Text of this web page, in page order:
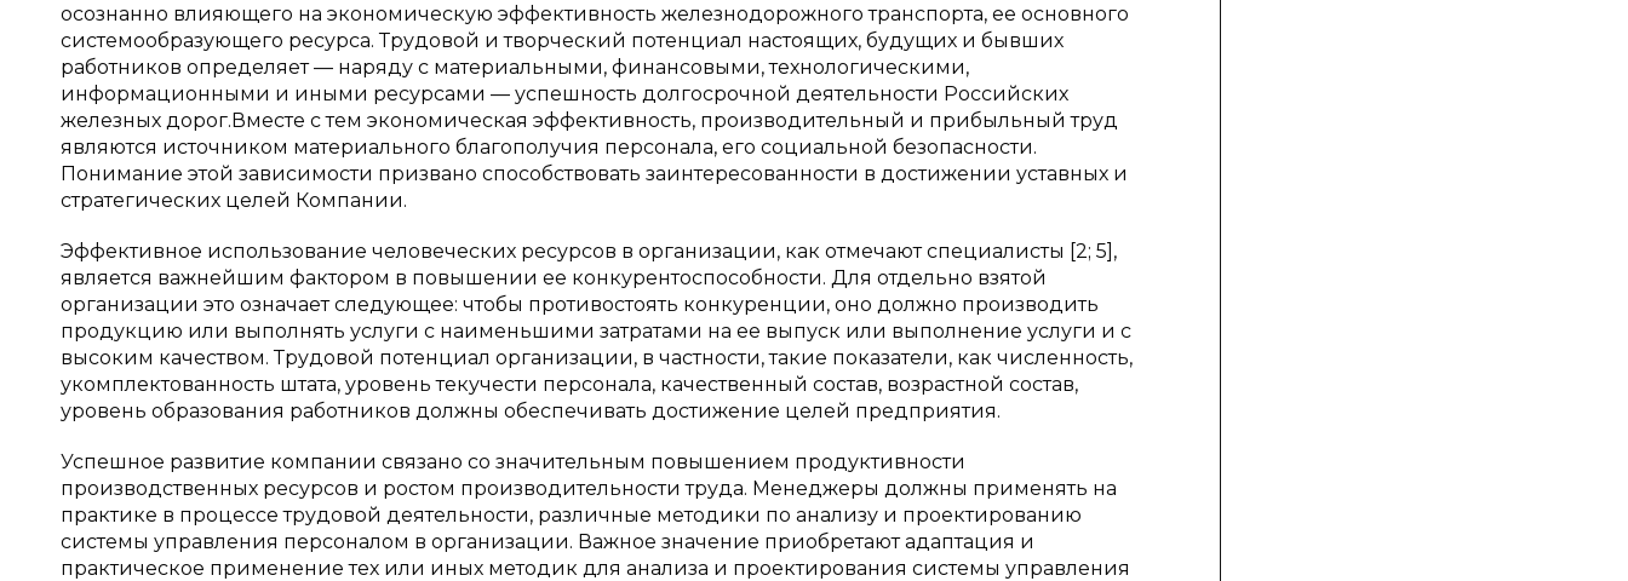
осознанно влияющего на экономическую эффективность железнодорожного транспорта, ее основного
системообразующего ресурса. Трудовой и творческий потенциал настоящих, будущих и бывших
работников определяет — наряду с материальными, финансовыми, технологическими,
информационными и иными ресурсами — успешность долгосрочной деятельности Российских
железных дорог.Вместе с тем экономическая эффективность, производительный и прибыльный труд
являются источником материального благополучия персонала, его социальной безопасности.
Понимание этой зависимости призвано способствовать заинтересованности в достижении уставных и
стратегических целей Компании.
Эффективное использование человеческих ресурсов в организации, как отмечают специалисты [2; 5],
является важнейшим фактором в повышении ее конкурентоспособности. Для отдельно взятой
организации это означает следующее: чтобы противостоять конкуренции, оно должно производить
продукцию или выполнять услуги с наименьшими затратами на ее выпуск или выполнение услуги и с
высоким качеством. Трудовой потенциал организации, в частности, такие показатели, как численность,
укомплектованность штата, уровень текучести персонала, качественный состав, возрастной состав,
уровень образования работников должны обеспечивать достижение целей предприятия.
Успешное развитие компании связано со значительным повышением продуктивности
производственных ресурсов и ростом производительности труда. Менеджеры должны применять на
практике в процессе трудовой деятельности, различные методики по анализу и проектированию
системы управления персоналом в организации. Важное значение приобретают адаптация и
практическое применение тех или иных методик для анализа и проектирования системы управления